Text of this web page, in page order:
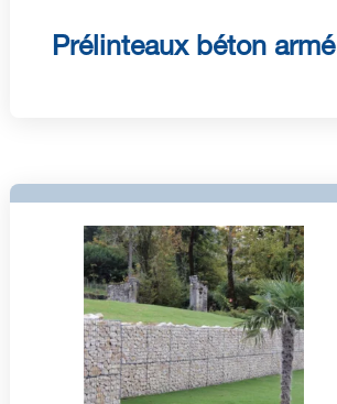
Prélinteaux béton armé